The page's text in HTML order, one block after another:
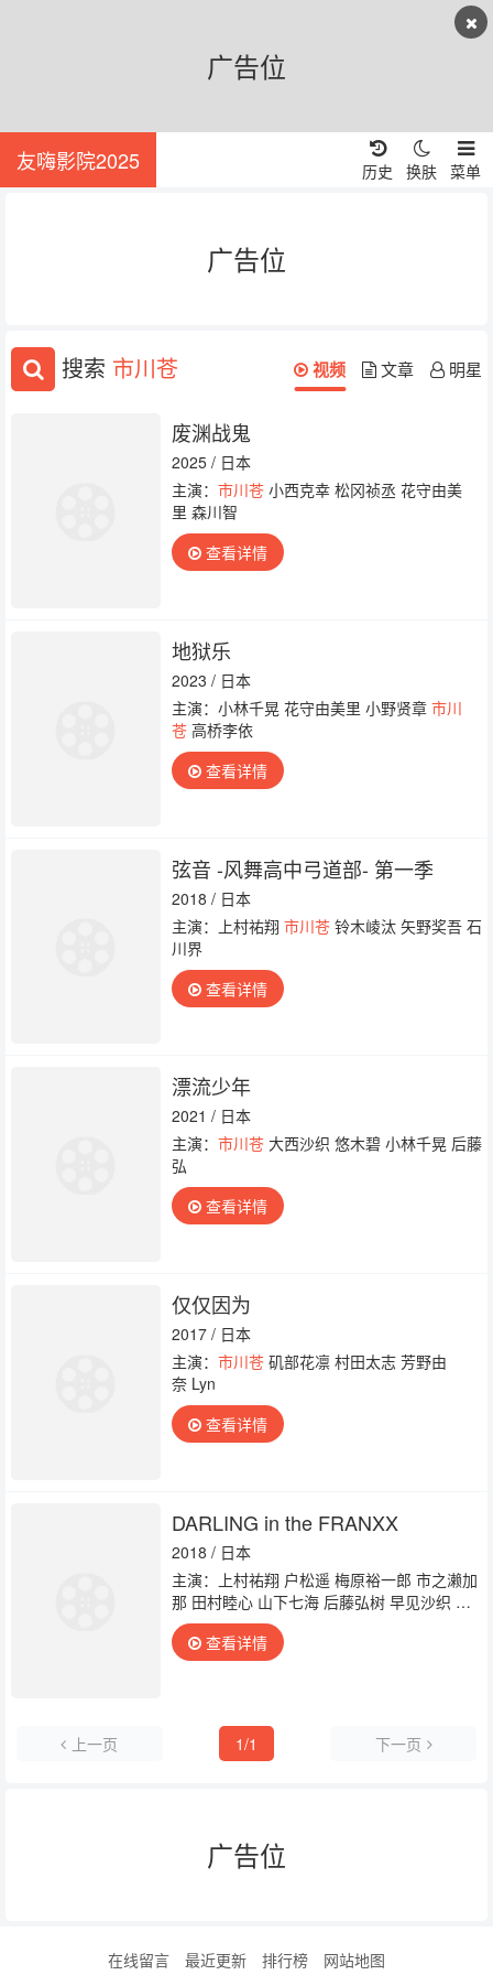
广告位
友嗨影院2025 菜单
换肤
历史
广告位
搜索 市川苍 视频 文章 明星
废渊战鬼
2025 / 日本
主演： 市川苍小西克幸 松冈祯丞 花守由美
里 森川智
查看详情
地狱乐
2023 / 日本
主演：小林千晃 花守由美里 小野贤章 市川
苍高桥李依
查看详情
弦音 -风舞高中弓道部- 第一季
2018 / 日本
主演：上村祐翔 市川苍铃木崚汰 矢野奖吾 石
川界
查看详情
漂流少年
2021 / 日本
主演： 市川苍大西沙织 悠木碧 小林千晃 后藤
弘
查看详情
仅仅因为
2017 / 日本
主演： 市川苍矶部花凛 村田太志 芳野由
奈 Lyn
查看详情
DARLING in the FRANXX
2018 / 日本
主演：上村祐翔 户松遥 梅原裕一郎 市之濑加
那 田村睦心 山下七海 后藤弘树 早见沙织 市
川苍石上静香 井上麻里奈 小西克幸 堀内贤
雄 钉宫理惠
查看详情
上一页 1/1 下一页
广告位
在线留言 最近更新 排行榜 网站地图